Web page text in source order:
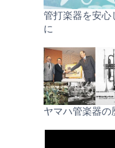
管打楽器を安心
に
ヤマハ管楽器の